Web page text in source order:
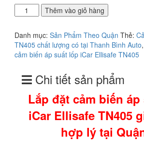
Lắp
đặt
biến
áp
suất
iCar
Ellisafe
TN405
thành
Thêm vào giỏ hàng
Danh mục: Sản Phẩm Theo Quận Thẻ:
TN405 chất lượng có tại Thanh Bình Auto,
cảm biến áp suất lốp iCar Ellisafe TN405
Chi tiết sản phẩm
Lắp đặt cảm biến
iCar Ellisafe TN405
hợp lý tại